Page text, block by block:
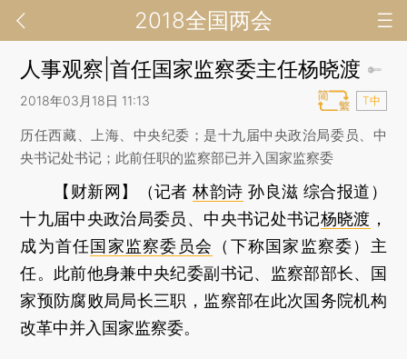
2018全国两会
人事观察|首任国家监察委主任杨晓渡
2018年03月18日 11:13 T中
历任西藏、上海、中央纪委；是十九届中央政治局委员、中
央书记处书记；此前任职的监察部已并入国家监察委
【财新网】（记者林韵诗 孙良滋 综合报道）
十九届中央政治局委员、中央书记处书记杨晓渡 ，
成为首任国家监察委员会
（下称国家监察委）主
任。此前他身兼中央纪委副书记、监察部部长、国
家预防腐败局局长三职，监察部在此次国务院机构
改革中并入国家监察委。